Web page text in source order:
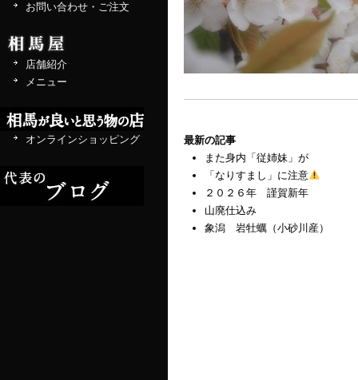
お問い合わせ・ご注文
店舗紹介
メニュー
オンラインショッピング
最新の記事
また身内「従姉妹」が
「なりすまし」に注意
２０２６年 謹賀新年
山廃仕込み
象潟 岩牡蠣（小砂川産）